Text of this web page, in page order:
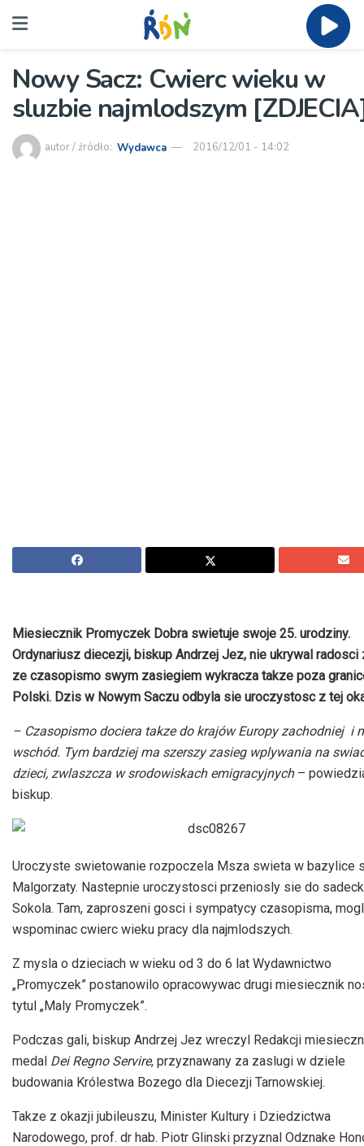
Nowy Sacz: Cwierc wieku w
sluzbie najmlodszym
autor / źródło: Wydawca 2016/12/01 - 14:02
Miesiecznik Promyczek Dobra swietuje swoje 25. urodziny.
Ordynariusz diecezji, biskup Andrzej Jez, nie ukrywal radosci
ze czasopismo swym zasiegiem wykracza takze poza
Polski. Dzis w Nowym Saczu odbyla sie uroczystosc z tej
– Czasopismo dociera takze do krajów Europy zachodniej i
wschód. Tym bardziej ma szerszy zasieg wplywania na
dzieci, zwlaszcza w srodowiskach emigracyjnych –
biskup.
Uroczyste swietowanie rozpoczela Msza swieta w bazylice
Malgorzaty. Nastepnie uroczystosci przeniosly sie do
Sokola. Tam, zaproszeni gosci i sympatycy czasopisma,
wspominac cwierc wieku pracy dla najmlodszych.
Z mysla o dzieciach w wieku od 3 do 6 lat Wydawnictwo
„Promyczek” postanowilo opracowywac drugi miesiecznik
tytul „Maly Promyczek”.
Podczas gali, biskup Andrzej Jez wreczyl Redakcji
medal Dei Regno Servire, przyznawany za zaslugi w dziele
budowania Królestwa Bozego dla Diecezji Tarnowskiej.
Takze z okazji jubileuszu, Minister Kultury i Dziedzictwa
Narodowego, prof. dr hab. Piotr Glinski przyznal Odznake